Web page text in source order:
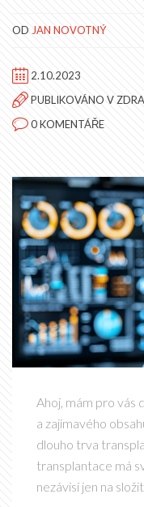
OD JAN NOVOTNÝ
2.10.2023
PUBLIKOVÁNO V
0 KOMENTÁŘE
Ahoj, mám pro vás
a zajímavého
dlouho trva
transplantace má
nezávisí jen na